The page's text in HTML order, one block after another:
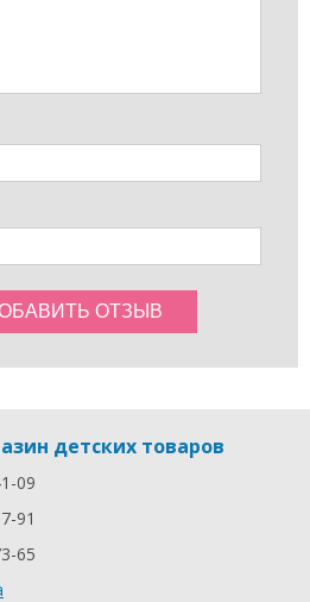
детских товаров
09
91
65